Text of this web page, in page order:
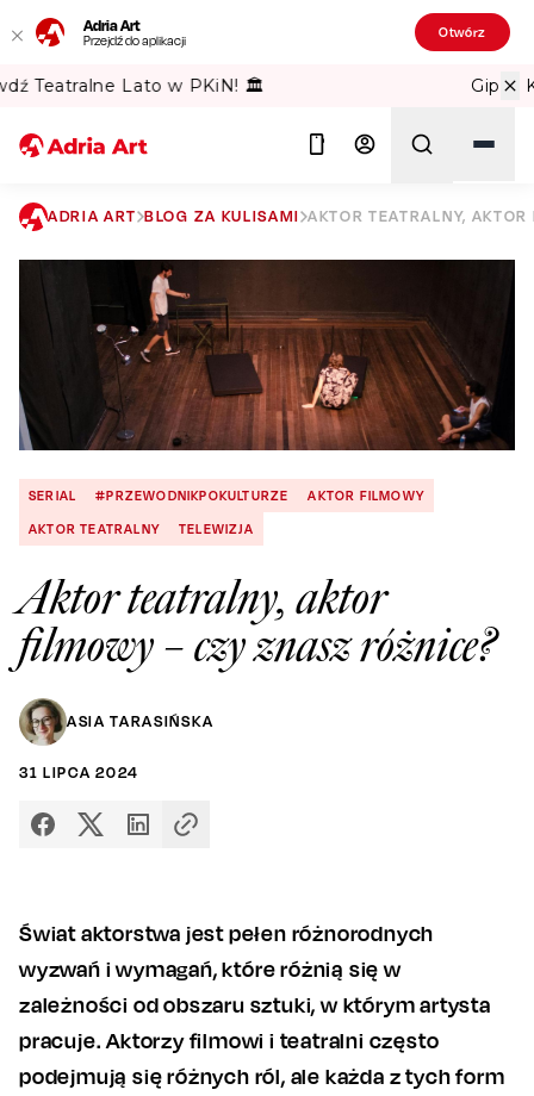
Adria Art
Przejdź do aplikacji Otwórz
Gipsy Kings w TAURON Arena Kraków!
ADRIA ART BLOG ZA KULISAMI AKTOR TEATRALNY,
SERIAL #PRZEWODNIKPOKULTURZE
AKTOR FILMOWY
AKTOR TEATRALNY
TELEWIZJA
Aktor teatralny, aktor
filmowy – czy znasz różnice?
ASIA TARASIŃSKA
31 LIPCA 2024
Świat aktorstwa jest pełen różnorodnych
wyzwań i wymagań, które różnią się w
zależności od obszaru sztuki, w którym artysta
pracuje. Aktorzy filmowi i teatralni często
podejmują się różnych ról, ale każda z tych form